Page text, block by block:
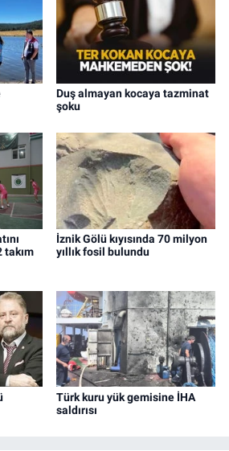
Duş almayan kocaya tazminat
şoku
takım
İznik Gölü kıyısında 70 milyon
yıllık fosil bulundu
Türk kuru yük gemisine İHA
saldırısı